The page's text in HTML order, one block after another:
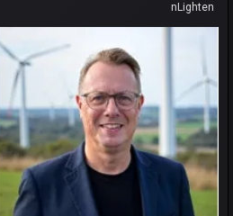
nLighten